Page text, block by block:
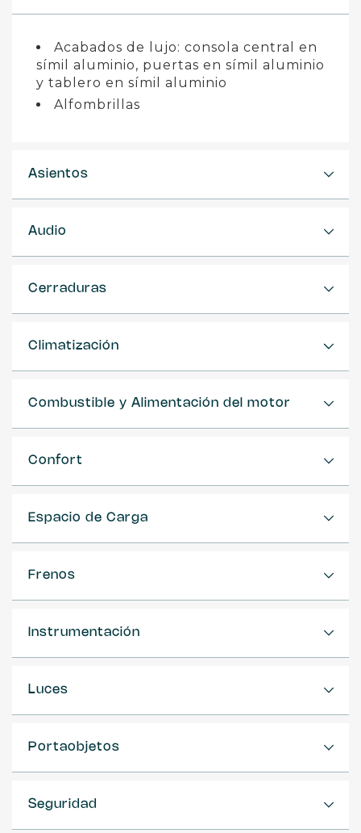
Acabados de lujo: consola central en
símil aluminio, puertas en símil aluminio
y tablero en símil aluminio
Alfombrillas
Asientos
Audio
Cerraduras
Climatización
Combustible y Alimentación del motor
Confort
Espacio de Carga
Frenos
Instrumentación
Luces
Portaobjetos
Seguridad